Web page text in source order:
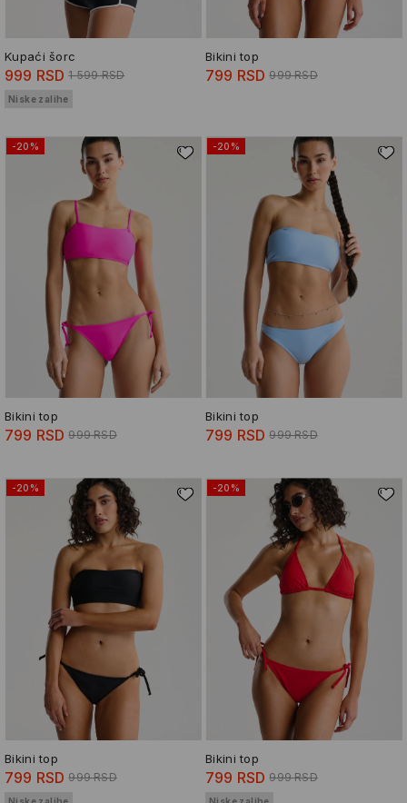
Kupaći šorc
999 RSD 1 599 RSD
Niske zalihe
Bikini top
799 RSD 999 RSD
-20%
Bikini top
799 RSD 999 RSD
-20%
Bikini top
799 RSD 999 RSD
-20%
Bikini top
799 RSD 999 RSD
-20%
Bikini top
799 RSD 999 RSD